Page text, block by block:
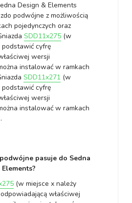
Design & Elements
podwójne z możliwością
pojedynczych oraz
SDD11x275 (w
podstawić cyfrę
wersji
instalować w ramkach
SDD11x271 (w
podstawić cyfrę
wersji
instalować w ramkach
pasuje do Sedna
(w miejsce x należy
właściwej